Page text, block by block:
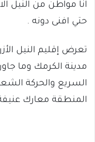
انا مواطن من النيل
حتي افنى دونه .
تعرض إقليم النيل
مدينة الكرمك وما
السريع والحركة
المنطقة معارك